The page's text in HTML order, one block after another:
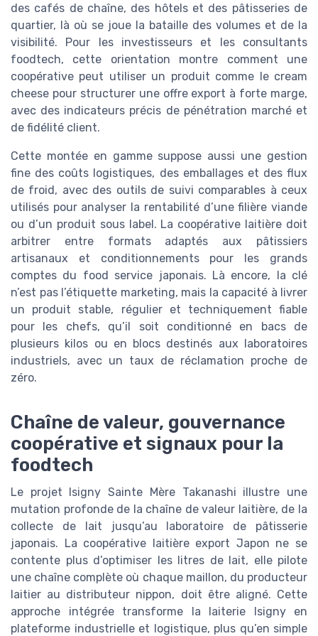
des cafés de chaîne, des hôtels et des pâtisseries de
quartier, là où se joue la bataille des volumes et de la
visibilité. Pour les investisseurs et les consultants
foodtech, cette orientation montre comment une
coopérative peut utiliser un produit comme le cream
cheese pour structurer une offre export à forte marge,
avec des indicateurs précis de pénétration marché et
de fidélité client.
Cette montée en gamme suppose aussi une gestion
fine des coûts logistiques, des emballages et des flux
de froid, avec des outils de suivi comparables à ceux
utilisés pour analyser la rentabilité d’une filière viande
ou d’un produit sous label. La coopérative laitière doit
arbitrer entre formats adaptés aux pâtissiers
artisanaux et conditionnements pour les grands
comptes du food service japonais. Là encore, la clé
n’est pas l’étiquette marketing, mais la capacité à livrer
un produit stable, régulier et techniquement fiable
pour les chefs, qu’il soit conditionné en bacs de
plusieurs kilos ou en blocs destinés aux laboratoires
industriels, avec un taux de réclamation proche de
zéro.
Chaîne de valeur, gouvernance
coopérative et signaux pour la
foodtech
Le projet Isigny Sainte Mère Takanashi illustre une
mutation profonde de la chaîne de valeur laitière, de la
collecte de lait jusqu’au laboratoire de pâtisserie
japonais. La coopérative laitière export Japon ne se
contente plus d’optimiser les litres de lait, elle pilote
une chaîne complète où chaque maillon, du producteur
laitier au distributeur nippon, doit être aligné. Cette
approche intégrée transforme la laiterie Isigny en
plateforme industrielle et logistique, plus qu’en simple